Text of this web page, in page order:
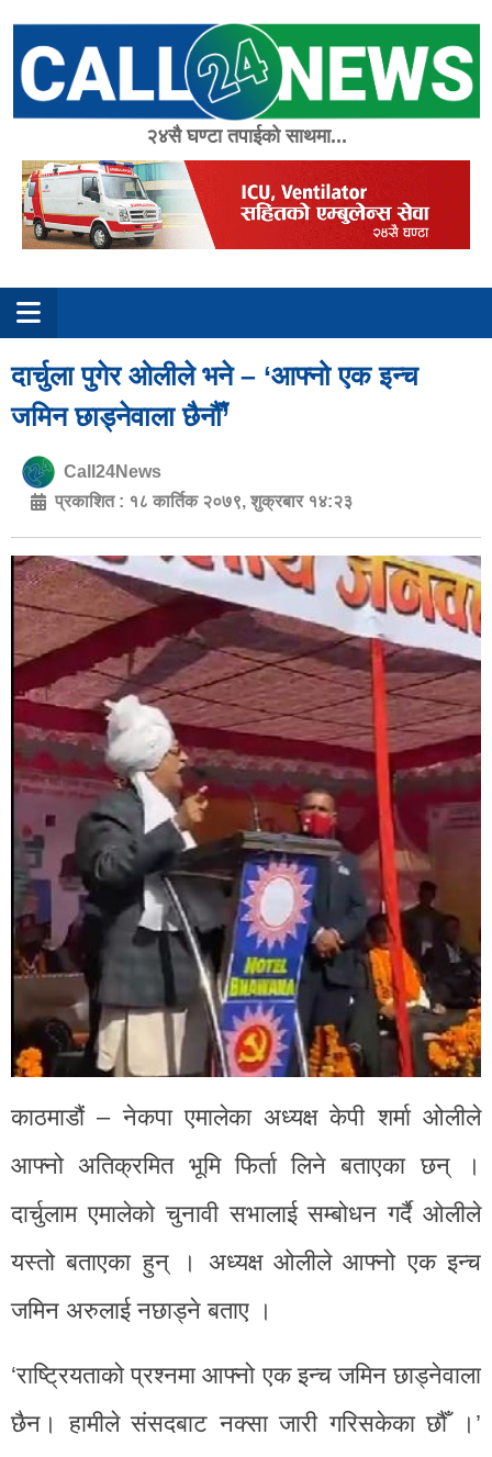
content
२४सै घण्टा तपाईको साथमा...
दार्चुला पुगेर ओलीले भने – ‘आफ्नो एक इन्च
जमिन छाड्नेवाला छैनौँ’
Call24News
प्रकाशित : १८ कार्तिक २०७९, शुक्रबार १४:२३
काठमाडौं – नेकपा एमालेका अध्यक्ष केपी शर्मा ओलीले
आफ्नो अतिक्रमित भूमि फिर्ता लिने बताएका छन् ।
दार्चुलाम एमालेको चुनावी सभालाई सम्बोधन गर्दै ओलीले
यस्तो बताएका हुन् । अध्यक्ष ओलीले आफ्नो एक इन्च
जमिन अरुलाई नछाड्ने बताए ।
‘राष्ट्रियताको प्रश्नमा आफ्नो एक इन्च जमिन छाड्नेवाला
छैन। हामीले संसदबाट नक्सा जारी गरिसकेका छौँ ।’